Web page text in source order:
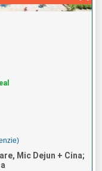
Mic Dejun + Cina;